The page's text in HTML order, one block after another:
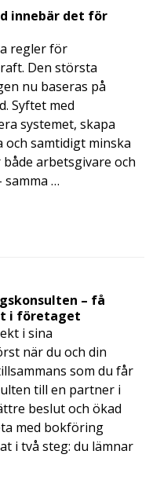
innebär det för
regler för
Den största
nu baseras på
Syftet med
systemet, skapa
samtidigt minska
arbetsgivare och
samma …
– få
i företaget
i sina
när du och din
som du får
till en partner i
beslut och ökad
med bokföring
i två steg: du lämnar